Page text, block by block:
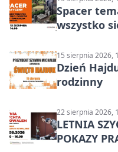
Spacer
wszystko
15 sierpnia 2026,
Dzień
rodzinny
22 sierpnia 2026,
LETNIA
POKAZY